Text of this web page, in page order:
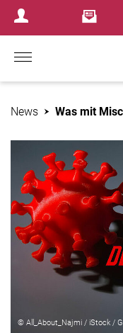
Login Menu
News Was mit
© All_About_Najmi / iStock /